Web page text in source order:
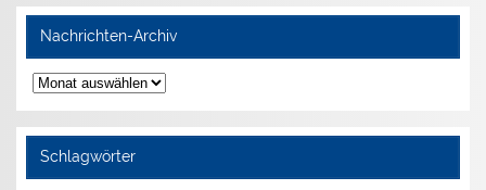
Nachrichten-Archiv
Nachrichten-
Archiv
Schlagwörter